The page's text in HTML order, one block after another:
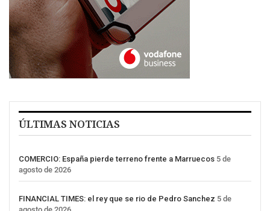
ÚLTIMAS NOTICIAS
COMERCIO: España pierde terreno frente a Marruecos 5 de
agosto de 2026
FINANCIAL TIMES: el rey que se rio de Pedro Sanchez 5 de